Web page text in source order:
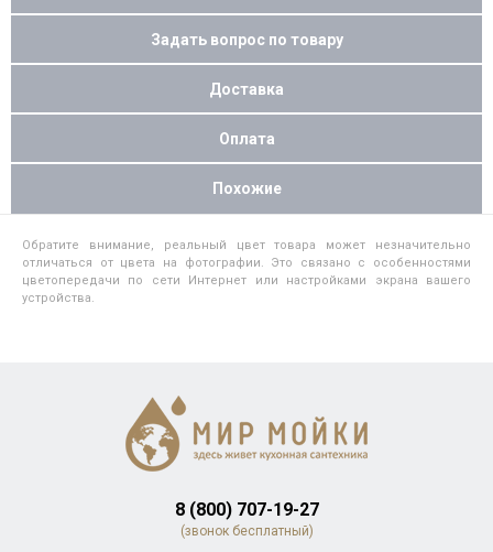
Задать вопрос по товару
Доставка
Оплата
Похожие
Обратите внимание, реальный цвет товара может незначительно
отличаться от цвета на фотографии. Это связано с особенностями
цветопередачи по сети Интернет или настройками экрана вашего
устройства.
8 (800) 707-19-27
(звонок бесплатный)